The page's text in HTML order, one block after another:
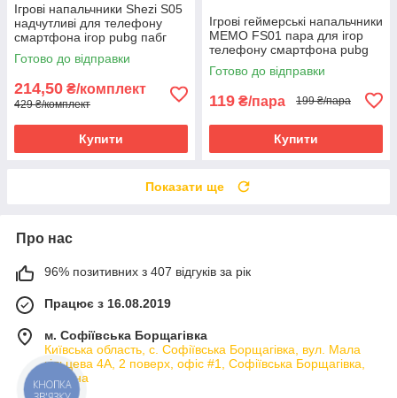
Ігрові напальчники Shezi S05
надчутливі для телефону
смартфона ігор pubg пабг
пубг 2 пари + бокс
Готово до відправки
214,50 ₴/комплект
429 ₴/комплект
Купити
Ігрові геймерські напальчники
MEMO FS01 пара для ігор
телефону смартфона pubg
mobile call of duty standoff 2
Готово до відправки
119 ₴/пара 199 ₴/пара
Купити
Показати ще
Про нас
96% позитивних з 407 відгуків за рік
Працює з 16.08.2019
м. Софіївська Борщагівка
Київська область, с. Софіївська Борщагівка, вул. Мала
кільцева 4А, 2 поверх, офіс #1, Софіївська Борщагівка,
Україна
КНОПКА